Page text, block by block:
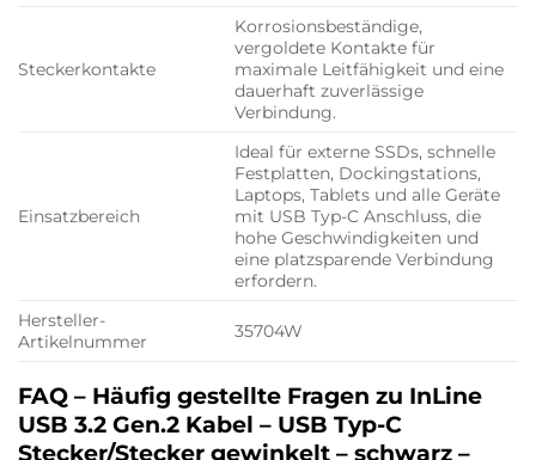
Steckerkontakte
Korrosionsbeständige,
vergoldete Kontakte für
maximale Leitfähigkeit und eine
dauerhaft zuverlässige
Verbindung.
Einsatzbereich
Ideal für externe SSDs, schnelle
Festplatten, Dockingstations,
Laptops, Tablets und alle Geräte
mit USB Typ-C Anschluss, die
hohe Geschwindigkeiten und
eine platzsparende Verbindung
erfordern.
Hersteller-
Artikelnummer
35704W
FAQ – Häufig gestellte Fragen zu InLine
USB 3.2 Gen.2 Kabel – USB Typ-C
Stecker/Stecker gewinkelt – schwarz –